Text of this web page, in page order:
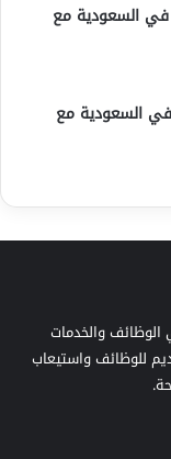
سلم رواتب الضباط 2026 في السعودية مع
سلم رواتب الافراد 2026 في السعودية مع
والخدمات
للوظائف واستيعاب